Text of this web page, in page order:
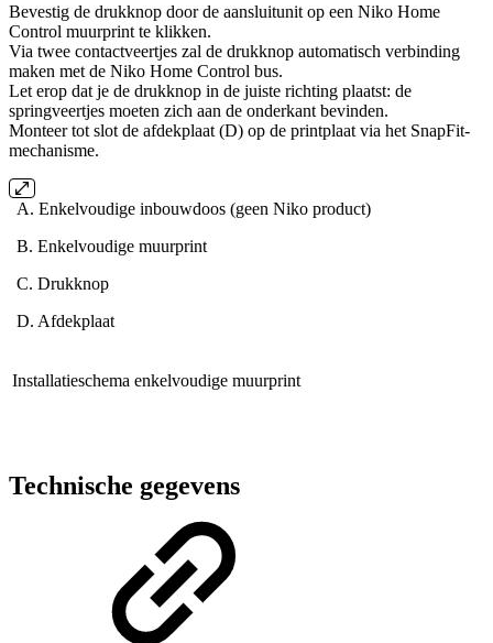
Bevestig de drukknop door de aansluitunit op een Niko Home
Control muurprint te klikken.
Via twee contactveertjes zal de drukknop automatisch verbinding
maken met de Niko Home Control bus.
Let erop dat je de drukknop in de juiste richting plaatst: de
springveertjes moeten zich aan de onderkant bevinden.
Monteer tot slot de afdekplaat (D) op de printplaat via het SnapFit-
mechanisme.
A. Enkelvoudige inbouwdoos (geen Niko product)
B. Enkelvoudige muurprint
C. Drukknop
D. Afdekplaat
Installatieschema enkelvoudige muurprint
Technische gegevens